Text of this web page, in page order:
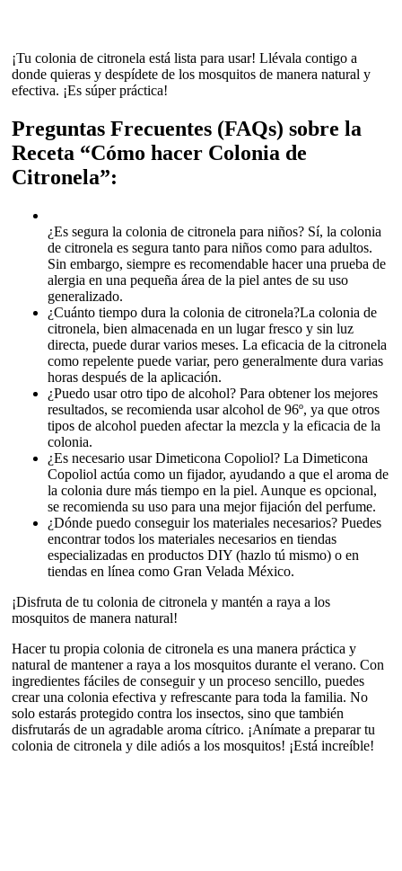
¡Tu colonia de citronela está lista para usar! Llévala contigo a
donde quieras y despídete de los mosquitos de manera natural y
efectiva. ¡Es súper práctica!
Preguntas Frecuentes (FAQs) sobre la
Receta “Cómo hacer Colonia de
Citronela”:
¿Es segura la colonia de citronela para niños? Sí, la colonia
de citronela es segura tanto para niños como para adultos.
Sin embargo, siempre es recomendable hacer una prueba de
alergia en una pequeña área de la piel antes de su uso
generalizado.
¿Cuánto tiempo dura la colonia de citronela?La colonia de
citronela, bien almacenada en un lugar fresco y sin luz
directa, puede durar varios meses. La eficacia de la citronela
como repelente puede variar, pero generalmente dura varias
horas después de la aplicación.
¿Puedo usar otro tipo de alcohol? Para obtener los mejores
resultados, se recomienda usar alcohol de 96º, ya que otros
tipos de alcohol pueden afectar la mezcla y la eficacia de la
colonia.
¿Es necesario usar Dimeticona Copoliol? La Dimeticona
Copoliol actúa como un fijador, ayudando a que el aroma de
la colonia dure más tiempo en la piel. Aunque es opcional,
se recomienda su uso para una mejor fijación del perfume.
¿Dónde puedo conseguir los materiales necesarios? Puedes
encontrar todos los materiales necesarios en tiendas
especializadas en productos DIY (hazlo tú mismo) o en
tiendas en línea como Gran Velada México.
¡Disfruta de tu colonia de citronela y mantén a raya a los
mosquitos de manera natural!
Hacer tu propia colonia de citronela es una manera práctica y
natural de mantener a raya a los mosquitos durante el verano. Con
ingredientes fáciles de conseguir y un proceso sencillo, puedes
crear una colonia efectiva y refrescante para toda la familia. No
solo estarás protegido contra los insectos, sino que también
disfrutarás de un agradable aroma cítrico. ¡Anímate a preparar tu
colonia de citronela y dile adiós a los mosquitos! ¡Está increíble!